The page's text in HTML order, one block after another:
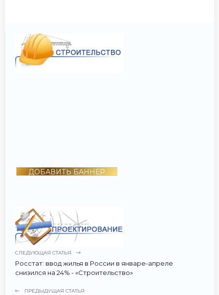
ДОБАВИТЬ БАННЕР
СЛЕДУЮЩАЯ СТАТЬЯ
Росстат: ввод жилья в России в январе-апреле
снизился на 24% - «Строительство»
ПРЕДЫДУЩАЯ СТАТЬЯ